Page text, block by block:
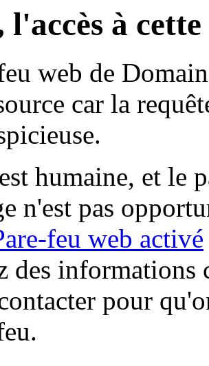
l'accès à
web de
car la
humaine, et le
n'est pas
feu web activé
des informations
pour